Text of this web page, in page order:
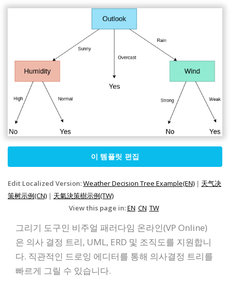
이 템플릿 편집
Edit Localized Version:Weather Decision Tree Example(EN) | 天气决
策树示例(CN) | 天氣決策樹示例(TW)
View this page in:EN CN TW
그리기 도구인 비주얼 패러다임 온라인(VP Online)
은 의사 결정 트리, UML, ERD 및 조직도를 지원합니
다. 직관적인 드로잉 에디터를 통해 의사결정 트리를
빠르게 그릴 수 있습니다.